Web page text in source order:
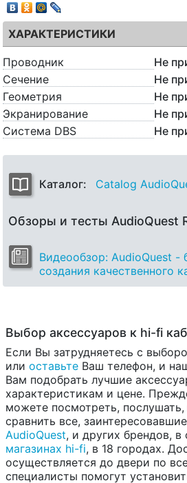
ХАРАКТЕРИСТИКИ
Проводник
Не
Сечение
Не
Геометрия
Не
Экранирование
Не
Система DBS
Не
Каталог: Catalog
Обзоры и тесты AudioQuest
Видеообзор: AudioQuest -
создания качественного
Выбор аксессуаров к hi-fi
Если Вы затрудняетесь с
или оставьте Ваш телефон, и
Вам подобрать лучшие
характеристикам и цене.
можете посмотреть, послушать,
сравнить все,
AudioQuest, и других брендов,
магазинах hi-fi, в 18 городах.
осуществляется до двери по
специалисты помогут